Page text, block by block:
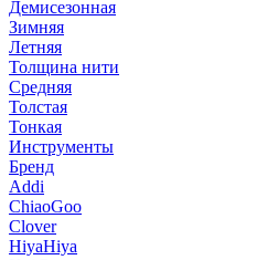
Демисезонная
Зимняя
Летняя
Толщина нити
Средняя
Толстая
Тонкая
Инструменты
Бренд
Addi
ChiaoGoo
Clover
HiyaHiya